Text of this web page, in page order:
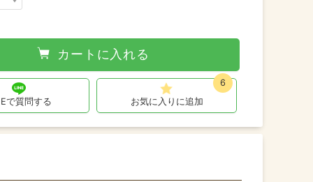
カートに入れる
で質問する お気に入りに追加
6